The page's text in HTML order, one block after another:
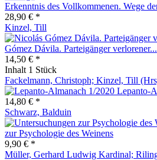
Erkenntnis des Vollkommenen. Wege
28,90 € *
Kinzel, Till
Gómez Dávila. Parteigänger verlorener...
14,50 € *
Inhalt 1 Stück
Fackelmann, Christoph; Kinzel, Till
Lepanto-
14,80 € *
Schwarz, Balduin
zur Psychologie des Weinens
9,90 € *
Müller, Gerhard Ludwig Kardinal;